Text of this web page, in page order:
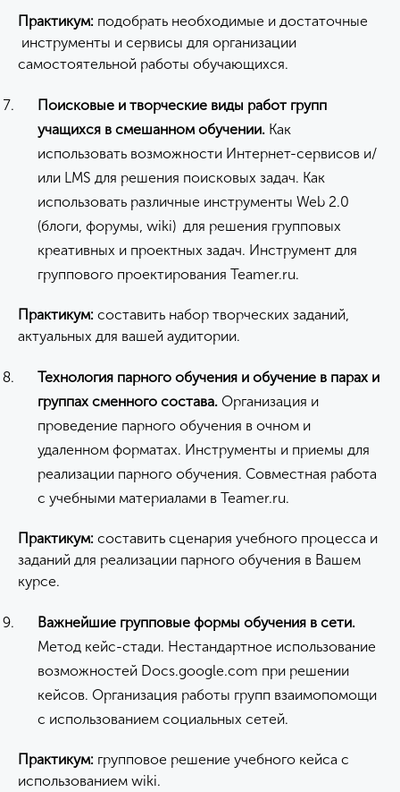
Практикум: подобрать необходимые и достаточные
инструменты и сервисы для организации
самостоятельной работы обучающихся.
Поисковые и творческие виды работ групп
учащихся в смешанном обучении. Как
использовать возможности Интернет-сервисов и/
или LMS для решения поисковых задач. Как
использовать различные инструменты Web 2.0
(блоги, форумы, wiki) для решения групповых
креативных и проектных задач. Инструмент для
группового проектирования Teamer.ru.
Практикум: составить набор творческих заданий,
актуальных для вашей аудитории.
Технология парного обучения и обучение в парах и
группах сменного состава. Организация и
проведение парного обучения в очном и
удаленном форматах. Инструменты и приемы для
реализации парного обучения. Совместная работа
с учебными материалами в Teamer.ru.
Практикум: составить сценария учебного процесса и
заданий для реализации парного обучения в Вашем
курсе.
Важнейшие групповые формы обучения в сети.
Метод кейс-стади. Нестандартное использование
возможностей Docs.google.com при решении
кейсов. Организация работы групп взаимопомощи
с использованием социальных сетей.
Практикум: групповое решение учебного кейса с
использованием wiki.